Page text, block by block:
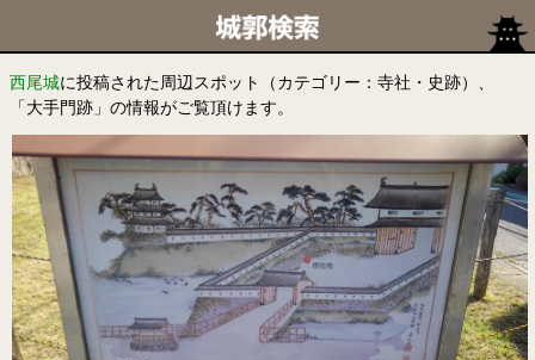
西尾城に投稿された周辺スポット（カテゴリー：寺社・史跡）、
「大手門跡」の情報がご覧頂けます。